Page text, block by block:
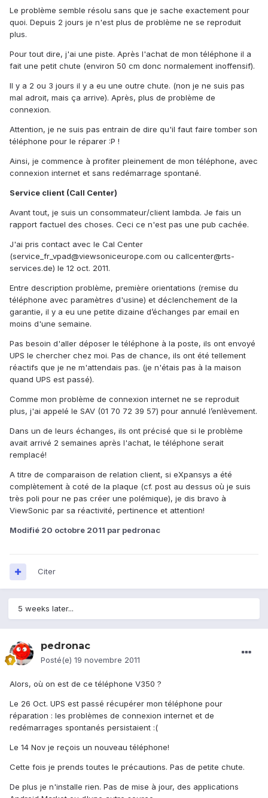
Le problème semble résolu sans que je sache exactement pour
quoi. Depuis 2 jours je n'est plus de problème ne se reproduit
plus.
Pour tout dire, j'ai une piste. Après l'achat de mon téléphone il a
fait une petit chute (environ 50 cm donc normalement inoffensif).
Il y a 2 ou 3 jours il y a eu une outre chute. (non je ne suis pas
mal adroit, mais ça arrive). Après, plus de problème de
connexion.
Attention, je ne suis pas entrain de dire qu'il faut faire tomber son
téléphone pour le réparer :P !
Ainsi, je commence à profiter pleinement de mon téléphone, avec
connexion internet et sans redémarrage spontané.
Service client (Call Center)
Avant tout, je suis un consommateur/client lambda. Je fais un
rapport factuel des choses. Ceci ce n'est pas une pub cachée.
J'ai pris contact avec le Cal Center
(service_fr_vpad@viewsoniceurope.com ou callcenter@rts-
services.de) le 12 oct. 2011.
Entre description problème, première orientations (remise du
téléphone avec paramètres d'usine) et déclenchement de la
garantie, il y a eu une petite dizaine d’échanges par email en
moins d'une semaine.
Pas besoin d'aller déposer le téléphone à la poste, ils ont envoyé
UPS le chercher chez moi. Pas de chance, ils ont été tellement
réactifs que je ne m'attendais pas. (je n'étais pas à la maison
quand UPS est passé).
Comme mon problème de connexion internet ne se reproduit
plus, j'ai appelé le SAV (01 70 72 39 57) pour annulé l’enlèvement.
Dans un de leurs échanges, ils ont précisé que si le problème
avait arrivé 2 semaines après l'achat, le téléphone serait
remplacé!
A titre de comparaison de relation client, si eXpansys a été
complètement à coté de la plaque (cf. post au dessus où je suis
très poli pour ne pas créer une polémique), je dis bravo à
ViewSonic par sa réactivité, pertinence et attention!
Modifié 20 octobre 2011 par pedronac
Citer
5 weeks later...
pedronac
Posté(e) 19 novembre 2011
Alors, où on est de ce téléphone V350 ?
Le 26 Oct. UPS est passé récupérer mon téléphone pour
réparation : les problèmes de connexion internet et de
redémarrages spontanés persistaient :(
Le 14 Nov je reçois un nouveau téléphone!
Cette fois je prends toutes le précautions. Pas de petite chute.
De plus je n'installe rien. Pas de mise à jour, des applications